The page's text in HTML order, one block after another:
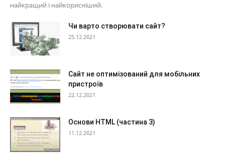
найкращий і найкорисніший.
Чи варто створювати сайт?
25.12.2021
Сайт не оптимізований для мобільних
пристроїв
22.12.2021
Основи HTML (частина 3)
11.12.2021